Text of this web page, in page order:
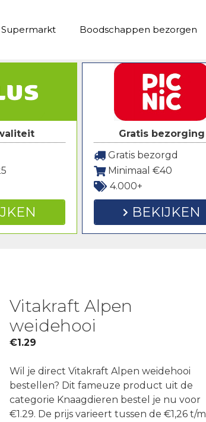
Boodschappen bezorgen
Gratis bezorging
Gratis bezorgd
Minimaal €40
4.000+
BEKIJKEN
Vitakraft Alpen
weidehooi
€1.29
Wil je direct Vitakraft Alpen weidehooi
bestellen? Dit fameuze product uit de
categorie Knaagdieren bestel je nu voor
€1.29. De prijs varieert tussen de €1,26 t/m